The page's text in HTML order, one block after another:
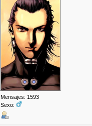
Mensajes: 1593
Sexo: